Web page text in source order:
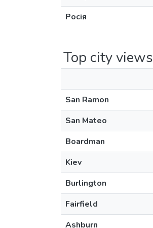
Росія
Top city views
San Ramon
San Mateo
Boardman
Kiev
Burlington
Fairfield
Ashburn